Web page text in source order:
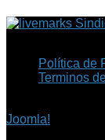
Política de
Terminos
Joomla!